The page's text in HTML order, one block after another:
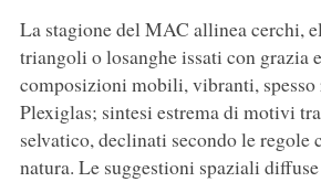
La stagione del MAC allinea cerchi,
triangoli o losanghe issati con grazia
composizioni mobili, vibranti, spesso
Plexiglas; sintesi estrema di motivi
selvatico, declinati secondo le regole
natura. Le suggestioni spaziali